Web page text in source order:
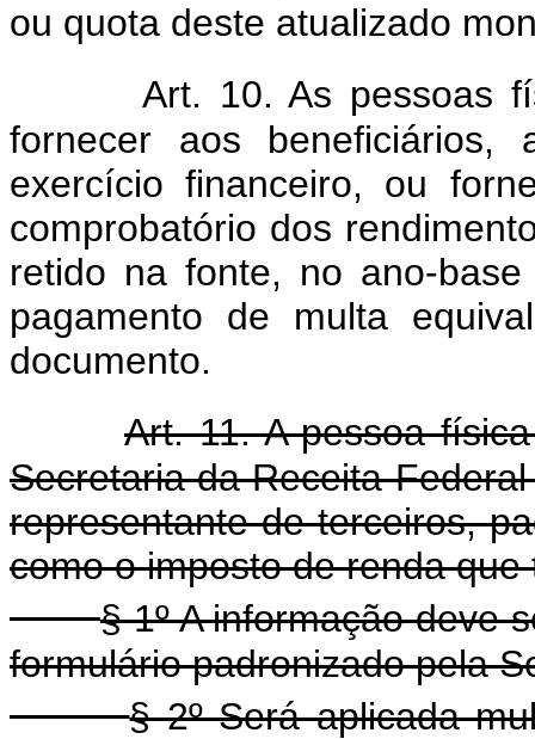
ou quota deste atualizado
Art. 10. As pessoas
fornecer aos
exercício financeiro, ou
comprobatório dos
retido na fonte, no ano-
pagamento de multa
documento.
Art. 11. A pessoa
Secretaria da Receita
representante de terceiros,
como o imposto de renda que
§ 1º A informação deve
formulário padronizado pela
§ 2º Será aplicada